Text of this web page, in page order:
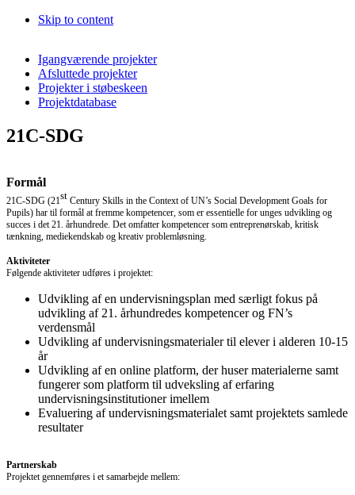
Skip to content
Igangværende projekter
Afsluttede projekter
Projekter i støbeskeen
Projektdatabase
21C-SDG
Formål
21C-SDG (21st Century Skills in the Context of UN’s Social Development Goals for
Pupils) har til formål at fremme kompetencer, som er essentielle for unges udvikling og
succes i det 21. århundrede. Det omfatter kompetencer som entreprenørskab, kritisk
tænkning, mediekendskab og kreativ problemløsning.
Aktiviteter
Følgende aktiviteter udføres i projektet:
Udvikling af en undervisningsplan med særligt fokus på
udvikling af 21. århundredes kompetencer og FN’s
verdensmål
Udvikling af undervisningsmaterialer til elever i alderen 10-15
år
Udvikling af en online platform, der huser materialerne samt
fungerer som platform til udveksling af erfaring
undervisningsinstitutioner imellem
Evaluering af undervisningsmaterialet samt projektets samlede
resultater
Partnerskab
Projektet gennemføres i et samarbejde mellem: